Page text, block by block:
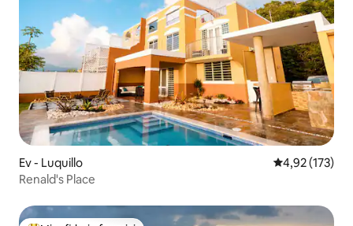
Ev - Luquillo 5 üzerinden
4,92 (173)
Renald's Place